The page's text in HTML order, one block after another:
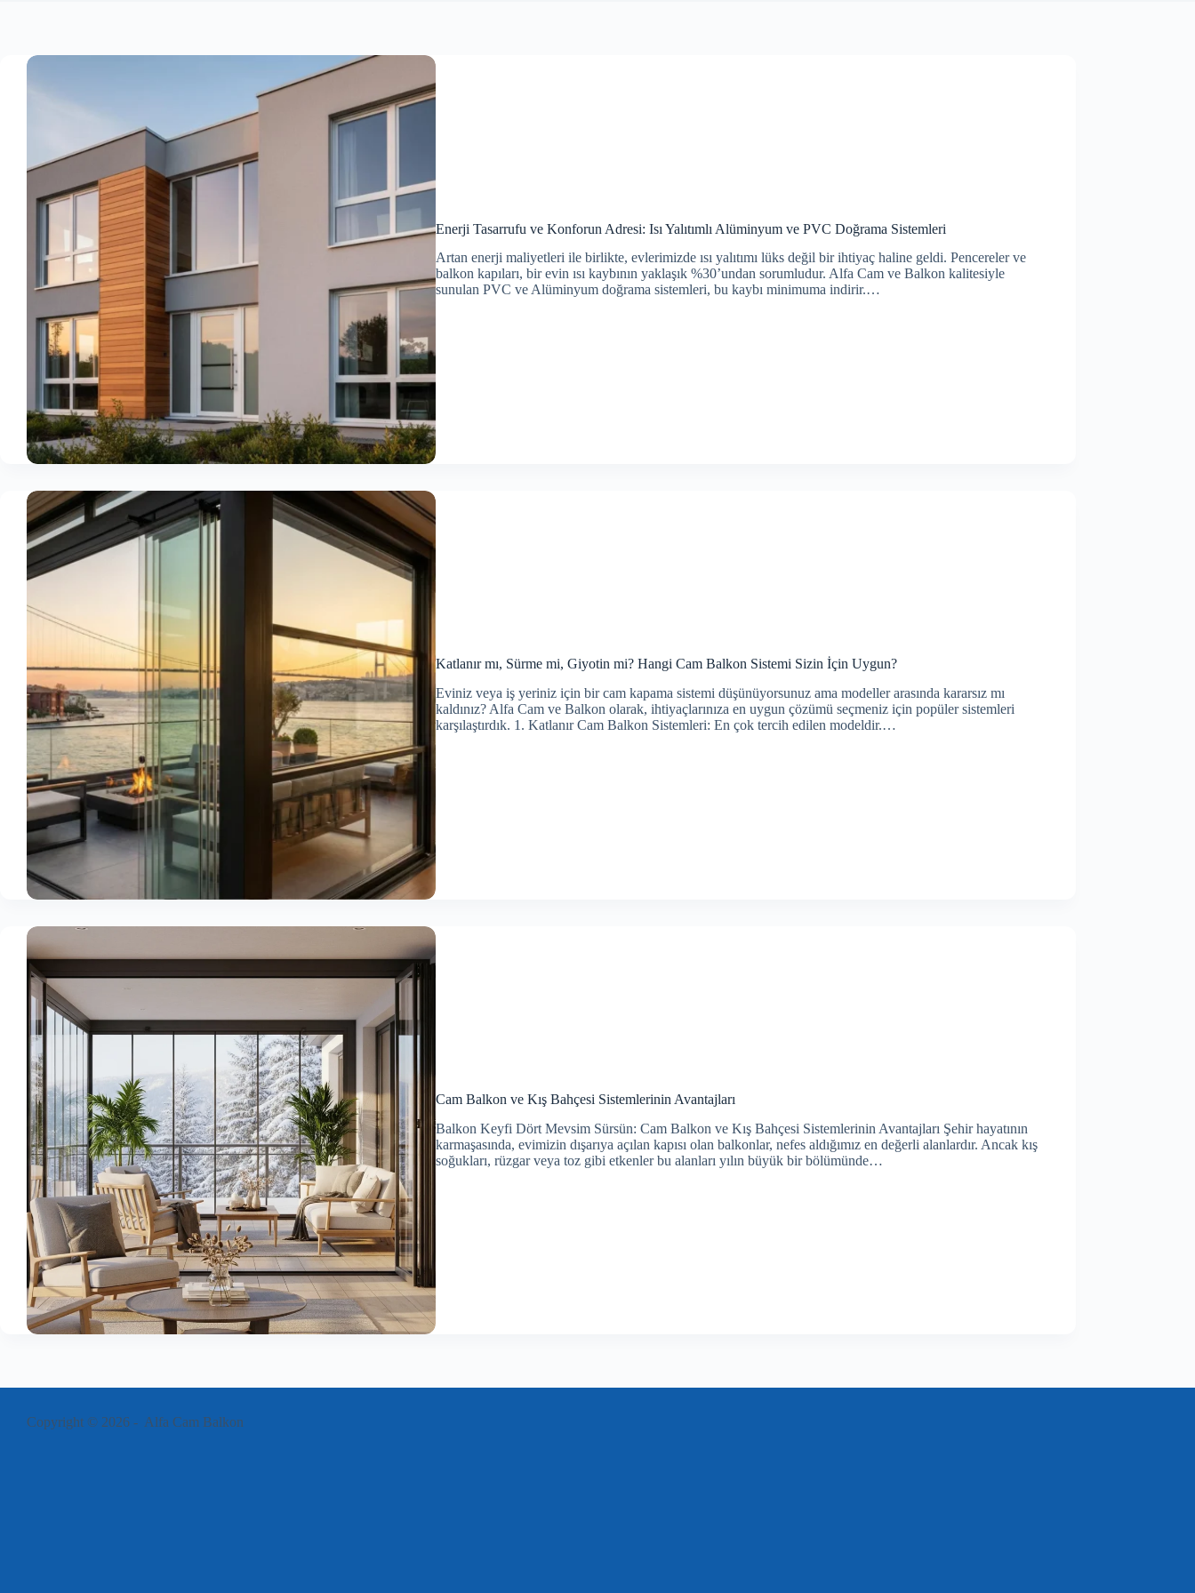
Enerji Tasarrufu ve Konforun Adresi: Isı Yalıtımlı Alüminyum ve PVC Doğrama Sistemleri
Artan enerji maliyetleri ile birlikte, evlerimizde ısı yalıtımı lüks değil bir ihtiyaç haline geldi. Pencereler ve
balkon kapıları, bir evin ısı kaybının yaklaşık %30’undan sorumludur. Alfa Cam ve Balkon kalitesiyle
sunulan PVC ve Alüminyum doğrama sistemleri, bu kaybı minimuma indirir.…
Katlanır mı, Sürme mi, Giyotin mi? Hangi Cam Balkon Sistemi Sizin İçin Uygun?
Eviniz veya iş yeriniz için bir cam kapama sistemi düşünüyorsunuz ama modeller arasında kararsız mı
kaldınız? Alfa Cam ve Balkon olarak, ihtiyaçlarınıza en uygun çözümü seçmeniz için popüler sistemleri
karşılaştırdık. 1. Katlanır Cam Balkon Sistemleri: En çok tercih edilen modeldir.…
Cam Balkon ve Kış Bahçesi Sistemlerinin Avantajları
Balkon Keyfi Dört Mevsim Sürsün: Cam Balkon ve Kış Bahçesi Sistemlerinin Avantajları Şehir hayatının
karmaşasında, evimizin dışarıya açılan kapısı olan balkonlar, nefes aldığımız en değerli alanlardır. Ancak kış
soğukları, rüzgar veya toz gibi etkenler bu alanları yılın büyük bir bölümünde…
Copyright © 2026 - Alfa Cam Balkon